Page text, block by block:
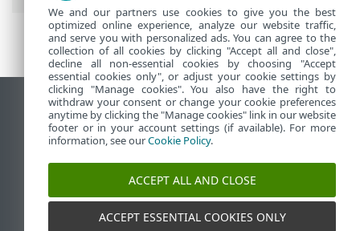
Ver sitio del escritorio
End of Life
Base de conocimiento de ESET
ESET Status Portal
Soporte regional
We and our partners use cookies to give you the best
optimized online experience, analyze our website traffic,
and serve you with personalized ads. You can agree to the
collection of all cookies by clicking "Accept all and close",
decline all non-essential cookies by choosing "Accept
essential cookies only", or adjust your cookie settings by
clicking "Manage cookies". You also have the right to
withdraw your consent or change your cookie preferences
anytime by clicking the "Manage cookies" link in our website
footer or in your account settings (if available). For more
information, see ourCookie Policy.
ACCEPT ALL AND CLOSE
ACCEPT ESSENTIAL COOKIES ONLY